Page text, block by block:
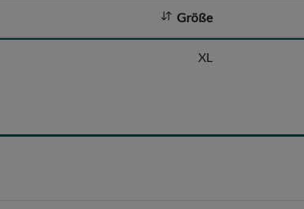
Größe
XL